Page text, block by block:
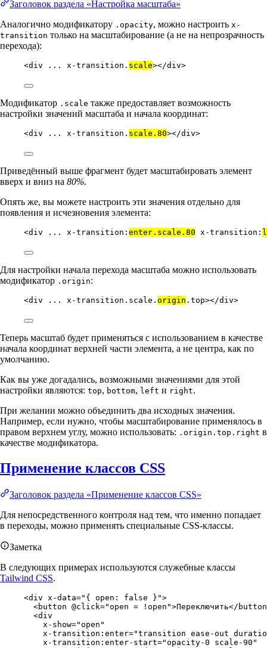
Заголовок раздела «Настройка масштаба»
Аналогично модификатору .opacity, можно настроить x-
transition только на масштабирование (а не на непрозрачность
перехода):
<div ... x-transition. scale></div>
Модификатор .scale также предоставляет возможность
настройки значений масштаба и начала координат:
<div ... x-transition. scale.80></div>
Приведённый выше фрагмент будет масштабировать элемент
вверх и вниз на 80%.
Опять же, вы можете настроить эти значения отдельно для
появления и исчезновения элемента:
<div ... x-transition: enter.scale.80 x-transition:
Для настройки начала перехода масштаба можно использовать
модификатор .origin:
<div ... x-transition.scale. origin .top></div>
Теперь масштаб будет применяться с использованием в качестве
начала координат верхней части элемента, а не центра, как по
умолчанию.
Как вы уже догадались, возможными значениями для этой
настройки являются: top, bottom, left и right.
При желании можно объединить два исходных значения.
Например, если нужно, чтобы масштабирование применялось в
правом верхнем углу, можно использовать: .origin.top.right в
качестве модификатора.
Применение классов CSS
Заголовок раздела «Применение классов CSS»
Для непосредственного контроля над тем, что именно попадает
в переходы, можно применять специальные CSS-классы.
Заметка
В следующих примерах используются служебные классы
Tailwind CSS.
<div x-data=" { open: false } ">
<button @click="open = !open ">Переключить</ button
<div
x-show="open "
x-transition:enter="transition ease-out
x-transition:enter-start="opacity-0 scale-90 "